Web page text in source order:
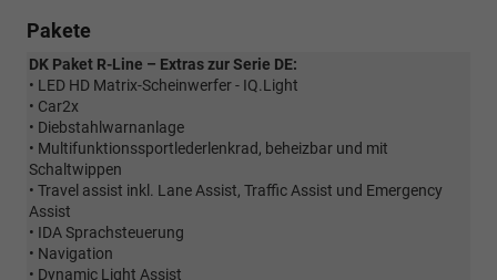
Pakete
DK Paket R-Line – Extras zur Serie DE:
• LED HD Matrix-Scheinwerfer - IQ.Light
• Car2x
• Diebstahlwarnanlage
• Multifunktionssportlederlenkrad, beheizbar und mit
Schaltwippen
• Travel assist inkl. Lane Assist, Traffic Assist und Emergency
Assist
• IDA Sprachsteuerung
• Navigation
• Dynamic Light Assist